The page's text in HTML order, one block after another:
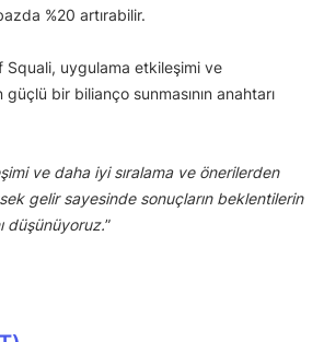
%20 artırabilir.
Squali, uygulama etkileşimi ve
güçlü bir bilianço sunmasının anahtarı
ve daha iyi sıralama ve önerilerden
gelir sayesinde sonuçların beklentilerin
düşünüyoruz.”